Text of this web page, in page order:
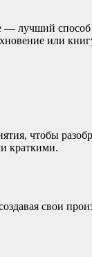
— лучший
или
чтобы
краткими.
свои